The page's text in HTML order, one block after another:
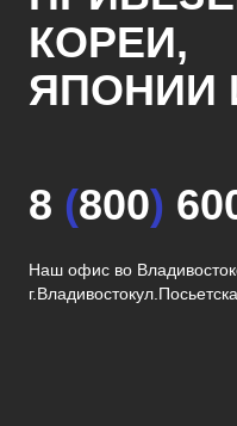
КОРЕИ,
ЯПОНИИ
8 (800)
Наш офис во
г.Владивосток